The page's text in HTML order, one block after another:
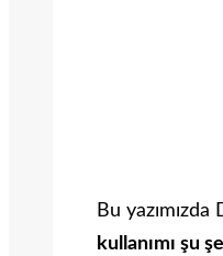
Bu
kullanımı şu